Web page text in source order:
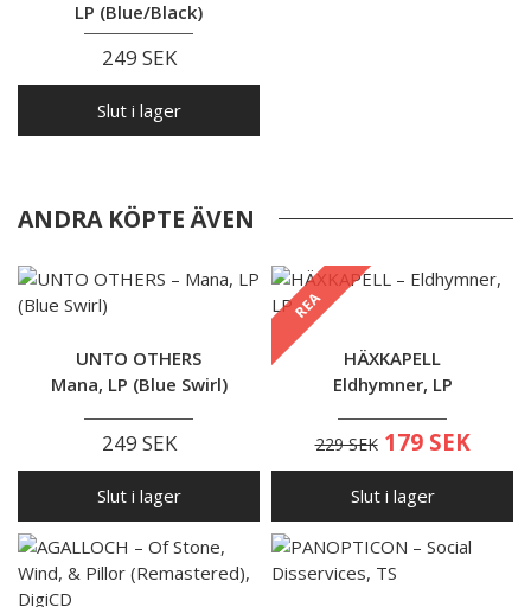
LP (Blue/Black)
249 SEK
Slut i lager
ANDRA KÖPTE ÄVEN
UNTO OTHERS
Mana, LP (Blue Swirl)
249 SEK
Slut i lager
REA
HÄXKAPELL
Eldhymner, LP
229 SEK 179 SEK
Slut i lager